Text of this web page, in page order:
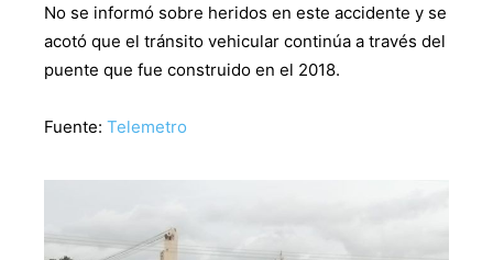
No se informó sobre heridos en este accidente y se
acotó que el tránsito vehicular continúa a través del
puente que fue construido en el 2018.
Fuente: Telemetro